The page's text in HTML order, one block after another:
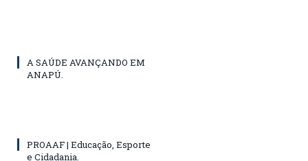
A SAÚDE AVANÇANDO EM
ANAPÚ.
PROAAF | Educação, Esporte
e Cidadania.